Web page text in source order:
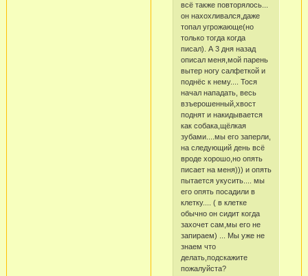
всё также повторялось...
он нахохливался,даже
топал угрожающе(но
только тогда когда
писал). А 3 дня назад
описал меня,мой парень
вытер ногу салфеткой и
поднёс к нему.... Тося
начал нападать, весь
взъерошенный,хвост
поднят и накидывается
как собака,щёлкая
зубами....мы его заперли,
на следующий день всё
вроде хорошо,но опять
писает на меня))) и опять
пытается укусить.... мы
его опять посадили в
клетку.... ( в клетке
обычно он сидит когда
захочет сам,мы его не
запираем) ... Мы уже не
знаем что
делать,подскажите
пожалуйста?